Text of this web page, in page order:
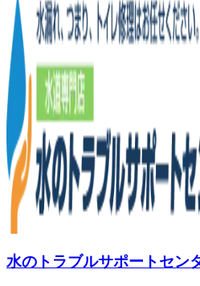
水のトラブルサポートセ